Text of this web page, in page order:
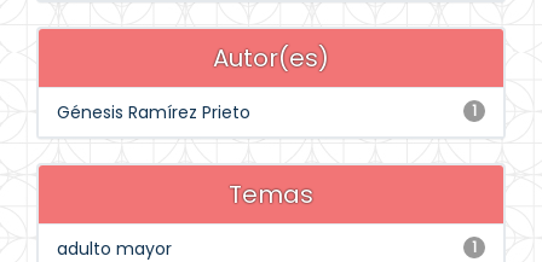
Autor(es)
1
Génesis Ramírez Prieto
Temas
1
adulto mayor